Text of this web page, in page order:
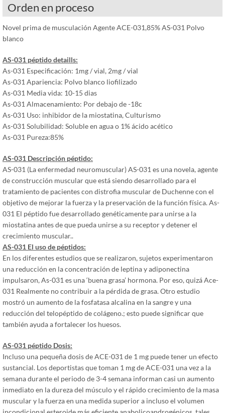
Orden en proceso
Novel prima de musculación Agente ACE-031,85% AS-031 Polvo
blanco
AS-031 péptido detaills:
As-031 Especificación: 1mg / vial, 2mg / vial
As-031 Apariencia: Polvo blanco liofilizado
As-031 Media vida: 10-15 dias
As-031 Almacenamiento: Por debajo de -18c
As-031 Uso: inhibidor de la miostatina, Culturismo
As-031 Solubilidad: Soluble en agua o 1% ácido acético
As-031 Pureza:85%
AS-031 Descripción péptido:
AS-031 (La enfermedad neuromuscular) AS-031 es una novela, agente
de construcción muscular que está siendo desarrollado para el
tratamiento de pacientes con distrofia muscular de Duchenne con el
objetivo de mejorar la fuerza y ​​la preservación de la función física. As-
031 El péptido fue desarrollado genéticamente para unirse a la
miostatina antes de que pueda unirse a su receptor y detener el
crecimiento muscular..
AS-031 El uso de péptidos:
En los diferentes estudios que se realizaron, sujetos experimentaron
una reducción en la concentración de leptina y adiponectina
impulsaron, As-031 es una ‘buena grasa’ hormona. Por eso, quizá Ace-
031 Realmente no contribuir a la pérdida de grasa. Otro estudio
mostró un aumento de la fosfatasa alcalina en la sangre y una
reducción del telopéptido de colágeno.; esto puede significar que
también ayuda a fortalecer los huesos.
AS-031 péptido Dosis:
Incluso una pequeña dosis de ACE-031 de 1 mg puede tener un efecto
sustancial. Los deportistas que toman 1 mg de ACE-031 una vez a la
semana durante el periodo de 3-4 semana informan casi un aumento
inmediato en la dureza del músculo y el rápido crecimiento de la masa
muscular y la fuerza en una medida superior a incluso el volumen